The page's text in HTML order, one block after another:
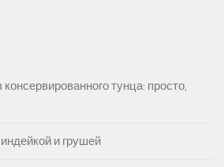
тунца: просто,
и грушей